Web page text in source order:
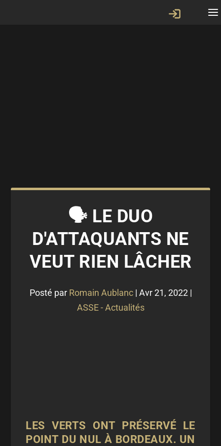
🗣 LE DUO
D'ATTAQUANTS NE
VEUT RIEN LÂCHER
Posté par Romain Aublanc| Avr 21, 2022|
ASSE - Actualités
LES VERTS ONT PRÉSERVÉ LE
POINT DU NUL À BORDEAUX. UN